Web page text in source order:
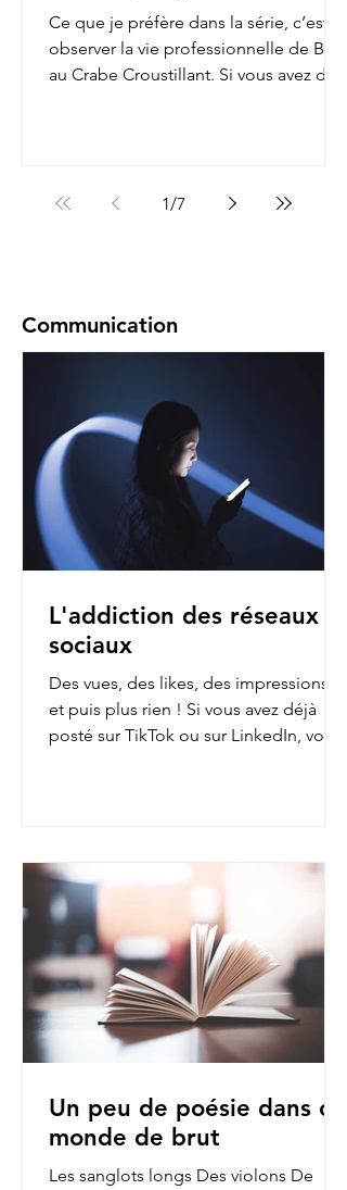
Ce que je préfère dans la série, c’est
observer la vie professionnelle de Bob
au Crabe Croustillant. Si vous avez déjà
1/7
Communication
L'addiction des réseaux
sociaux
Des vues, des likes, des impressions…
et puis plus rien ! Si vous avez déjà
posté sur TikTok ou sur LinkedIn, vous
Un peu de poésie dans ce
monde de brut
Les sanglots longs Des violons De